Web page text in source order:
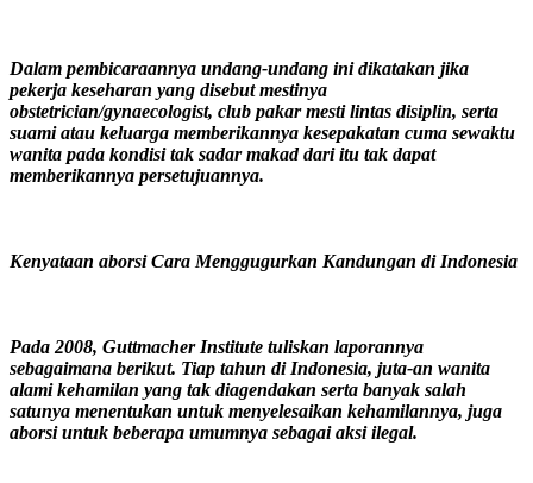
Dalam pembicaraannya undang-undang ini dikatakan jika
pekerja keseharan yang disebut mestinya
obstetrician/gynaecologist, club pakar mesti lintas disiplin, serta
suami atau keluarga memberikannya kesepakatan cuma sewaktu
wanita pada kondisi tak sadar makad dari itu tak dapat
memberikannya persetujuannya.
Kenyataan aborsi Cara Menggugurkan Kandungan di Indonesia
Pada 2008, Guttmacher Institute tuliskan laporannya
sebagaimana berikut. Tiap tahun di Indonesia, juta-an wanita
alami kehamilan yang tak diagendakan serta banyak salah
satunya menentukan untuk menyelesaikan kehamilannya, juga
aborsi untuk beberapa umumnya sebagai aksi ilegal.